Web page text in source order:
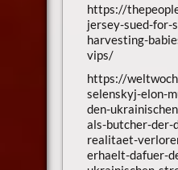
https://
jersey-sued-for-
harvesting-
vips/
https://
selenskyj-elon-
den-
als-butcher-der-
realitaet-
erhaelt-dafuer-